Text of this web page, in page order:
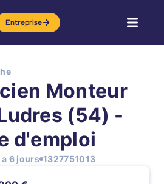
Entreprise
Monteur
(54) -
d'emploi
a 6 jours 1327751013